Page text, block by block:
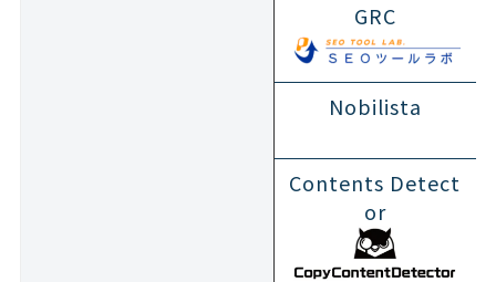
GRC
Nobilista
Contents Detect
or